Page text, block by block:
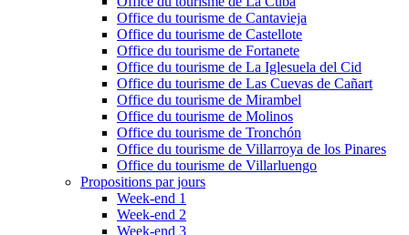
Office du tourisme de Cantavieja
Office du tourisme de Castellote
Office du tourisme de Fortanete
Office du tourisme de La Iglesuela del Cid
Office du tourisme de Las Cuevas de Cañart
Office du tourisme de Mirambel
Office du tourisme de Molinos
Office du tourisme de Tronchón
Office du tourisme de Villarroya de los Pinares
Office du tourisme de Villarluengo
Propositions par jours
Week-end 1
Week-end 2
Week-end 3